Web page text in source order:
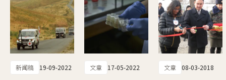
新闻稿 19-09-2022 文章 17-05-2022 文章 08-03-2018